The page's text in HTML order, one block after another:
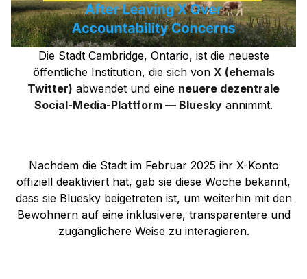
Die Stadt Cambridge, Ontario, ist die neueste
öffentliche Institution, die sich von X (ehemals
Twitter) abwendet und eine neuere dezentrale
Social-Media-Plattform — Bluesky annimmt.
Nachdem die Stadt im Februar 2025 ihr X-Konto
offiziell deaktiviert hat, gab sie diese Woche bekannt,
dass sie Bluesky beigetreten ist, um weiterhin mit den
Bewohnern auf eine inklusivere, transparentere und
zugänglichere Weise zu interagieren.